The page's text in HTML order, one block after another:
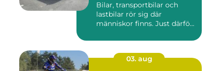
Bilar, transportbilar och
lastbilar rör sig där
människor finns. Just därfö...
03. aug